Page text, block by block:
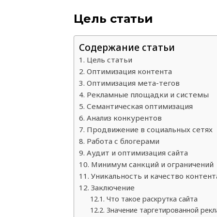
Цель статьи
Содержание статьи
Цель статьи
Оптимизация контента
Оптимизация мета-тегов
Рекламные площадки и системы
Семантическая оптимизация
Анализ конкурентов
Продвижение в социальных сетях
Работа с блогерами
Аудит и оптимизация сайта
Минимум санкций и ограничений
Уникальность и качество
Заключение
Что такое раскрутка сайта
Значение таргетированной